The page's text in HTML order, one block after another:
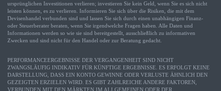
ursprünglichen Investitionen verlieren; investieren Sie kein Geld, wenn Sie es sich nicht
leisten können, es zu verlieren. Informieren Sie sich über die Risiken, die mit dem
Devisenhandel verbunden sind und lassen Sie sich durch einen unabhängigen Finanz-
oder Steuerberater beraten, wenn Sie irgendwelche Fragen haben. Alle Daten und
Informationen werden so wie sie sind bereitgestellt, ausschließlich zu informativen
Zwecken und sind nicht für den Handel oder zur Beratung gedacht.
PERFORMANCEERGEBNISSE DER VERGANGENHEIT SIND NICHT
ZWANGSLÄUFIG INDIKATIV FÜR KÜNFTIGE ERGEBNISSE. ES ERFOLGT KEINE
DARSTELLUNG, DASS EIN KONTO GEWINNE ODER VERLUSTE ÄHNLICH DEN
GEZEIGTEN ERZIELEN WIRD. ES GIBT ZAHLREICHE ANDERE FAKTOREN,
VERBUNDEN MIT DEN MÄRKTEN IM ALLGEMEINEN ODER DER